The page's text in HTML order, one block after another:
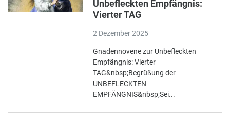
Unbefleckten Empfängnis:
Vierter TAG
2 Dezember 2025
Gnadennovene zur Unbefleckten
Empfängnis: Vierter
TAG&nbsp;Begrüßung der
UNBEFLECKTEN
EMPFÄNGNIS&nbsp;Sei...